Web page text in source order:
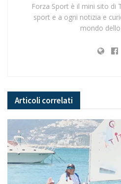
Forza Sport è il mini sito di
sport e a ogni notizia e
mondo
Articoli correlati